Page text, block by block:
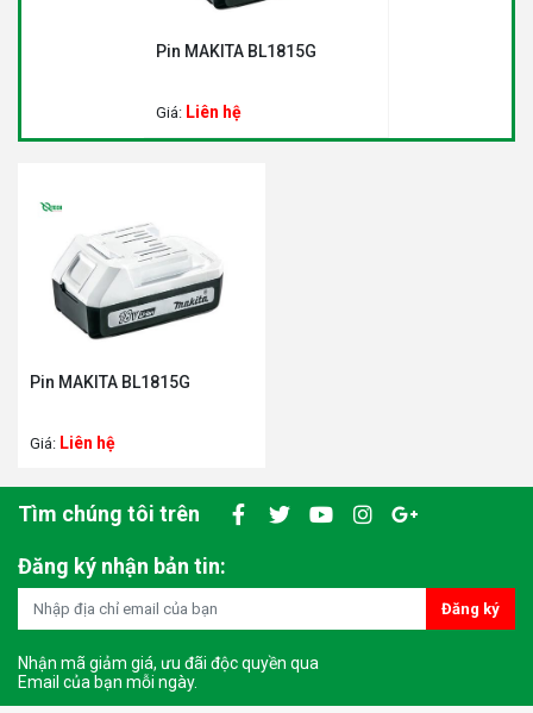
Pin MAKITA BL1815G
Giá: Liên hệ
Pin MAKITA BL1815G
Giá: Liên hệ
Tìm chúng tôi trên
Đăng ký nhận bản tin:
Đăng ký
Nhận mã giảm giá, ưu đãi độc quyền qua
Email của bạn mỗi ngày.